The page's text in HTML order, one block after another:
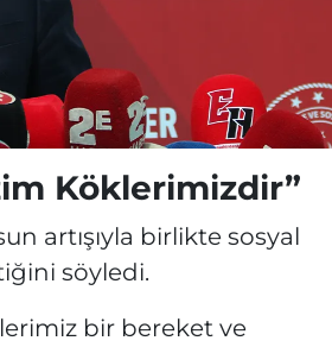
Köklerimizdir”
artışıyla birlikte sosyal
söyledi.
bir bereket ve